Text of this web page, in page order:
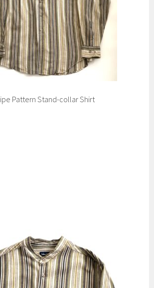
Pattern Stand-collar Shirt